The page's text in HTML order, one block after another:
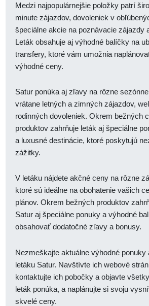
Medzi najpopulárnejšie položky patrí
minute zájazdov, dovoleniek v
špeciálne akcie na poznávacie zájazdy
Leták obsahuje aj výhodné balíčky na
transfery, ktoré vám umožnia
výhodné ceny.
Satur ponúka aj zľavy na rôzne
vrátane letných a zimných zájazdov,
rodinných dovoleniek. Okrem bežných
produktov zahrňuje leták aj špeciálne
a luxusné destinácie, ktoré poskytujú
zážitky.
V letáku nájdete akčné ceny na rôzne
ktoré sú ideálne na obohatenie vašich
plánov. Okrem bežných produktov
Satur aj špeciálne ponuky a výhodné
obsahovať dodatočné zľavy a bonusy.
Nezmeškajte aktuálne výhodné
letáku Satur. Navštívte ich webové
kontaktujte ich pobočky a objavte
leták ponúka, a naplánujte si svoju
skvelé ceny.